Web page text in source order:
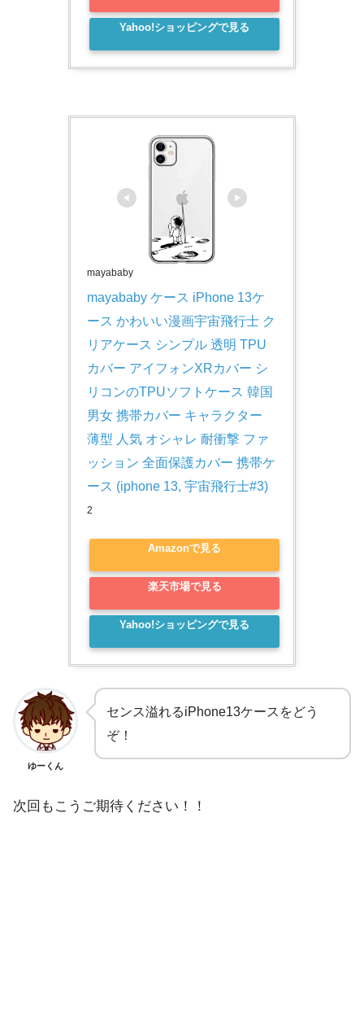
Yahoo!ショッピングで見る
mayababy
mayababy ケース iPhone 13ケ
ース かわいい漫画宇宙飛行士 ク
リアケース シンプル 透明 TPU
カバー アイフォンXRカバー シ
リコンのTPUソフトケース 韓国
男女 携帯カバー キャラクター
薄型 人気 オシャレ 耐衝撃 ファ
ッション 全面保護カバー 携帯ケ
ース (iphone 13, 宇宙飛行士#3)
2
Amazonで見る
楽天市場で見る
Yahoo!ショッピングで見る
ゆーくん
センス溢れるiPhone13ケースをどう
ぞ！
次回もこうご期待ください！！